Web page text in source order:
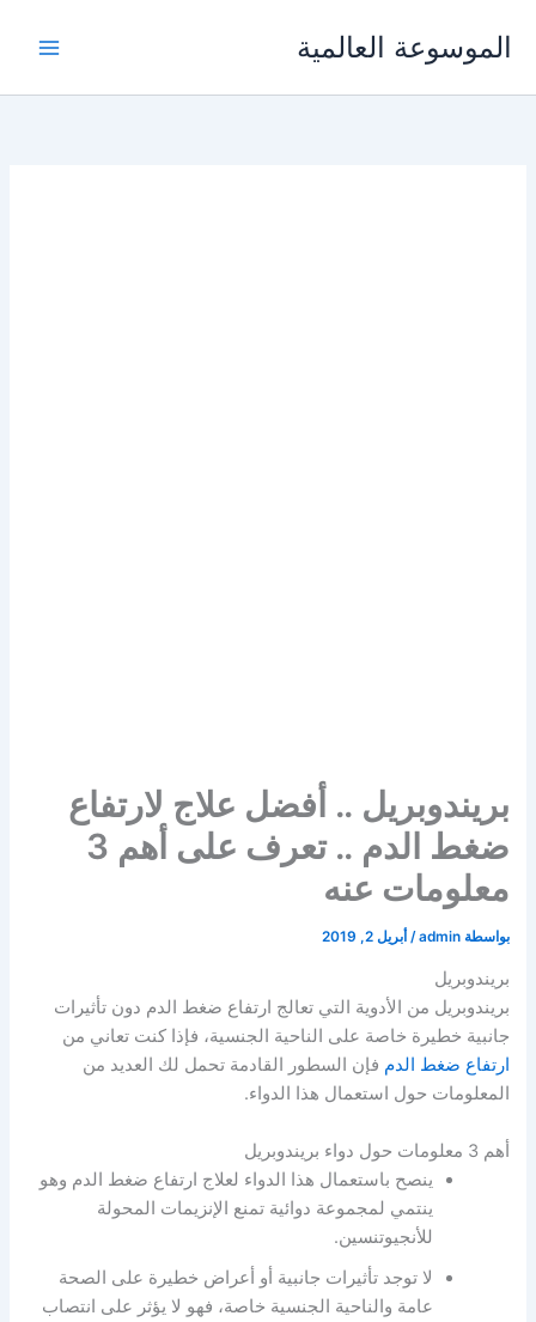
الموسوعة العالمية
بريندوبريل .. أفضل علاج لارتفاع
ضغط الدم .. تعرف على أهم 3
معلومات عنه
بواسطة admin
/أبريل 2, 2019
بريندوبريل
بريندوبريل من الأدوية التي تعالج ارتفاع ضغط الدم دون تأثيرات
جانبية خطيرة خاصة على الناحية الجنسية، فإذا كنت تعاني من
ارتفاع ضغط الدم فإن السطور القادمة تحمل لك العديد من
المعلومات حول استعمال هذا الدواء.
أهم 3 معلومات حول دواء بريندوبريل
ينصح باستعمال هذا الدواء لعلاج ارتفاع ضغط الدم وهو
ينتمي لمجموعة دوائية تمنع الإنزيمات المحولة
للأنجيوتنسين.
لا توجد تأثيرات جانبية أو أعراض خطيرة على الصحة
عامة والناحية الجنسية خاصة، فهو لا يؤثر على انتصاب